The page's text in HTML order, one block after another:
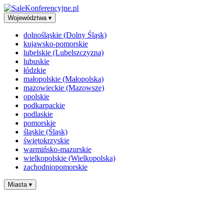
Województwa ▾
dolnośląskie (Dolny Śląsk)
kujawsko-pomorskie
lubelskie (Lubelszczyzna)
lubuskie
łódzkie
małopolskie (Małopolska)
mazowieckie (Mazowsze)
opolskie
podkarpackie
podlaskie
pomorskie
śląskie (Śląsk)
świętokrzyskie
warmińsko-mazurskie
wielkopolskie (Wielkopolska)
zachodniopomorskie
Miasta ▾